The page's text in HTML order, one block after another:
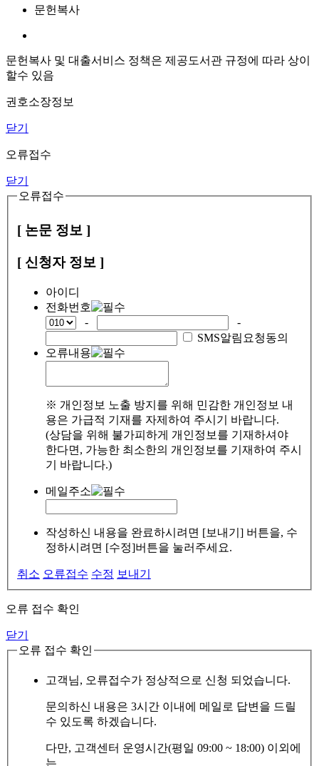
문헌복사
문헌복사 및 대출서비스 정책은 제공도서관 규정에 따라 상이
할수 있음
권호소장정보
닫기
오류접수
닫기
오류접수
[ 논문 정보 ]
[ 신청자 정보 ]
아이디
전화번호
-
-
SMS알림요청동의
오류내용
※ 개인정보 노출 방지를 위해 민감한 개인정보 내
용은 가급적 기재를 자제하여 주시기 바랍니다.
(상담을 위해 불가피하게 개인정보를 기재하셔야
한다면, 가능한 최소한의 개인정보를 기재하여 주시
기 바랍니다.)
메일주소
작성하신 내용을 완료하시려면 [보내기] 버튼을, 수
정하시려면 [수정]버튼을 눌러주세요.
취소 오류접수 수정 보내기
오류 접수 확인
닫기
오류 접수 확인
고객님, 오류접수가 정상적으로 신청 되었습니다.
문의하신 내용은 3시간 이내에 메일로 답변을 드릴
수 있도록 하겠습니다.
다만, 고객센터 운영시간(평일 09:00 ~ 18:00) 이외에
는